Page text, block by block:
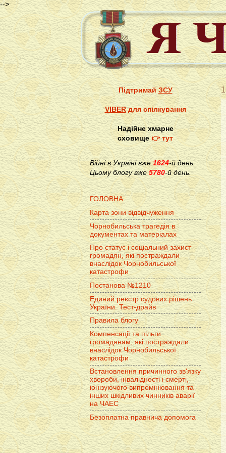
-->
ПідтримайЗСУ
VIBERдля спілкування
Надійне хмарне
сховище👉 тут
Війні в Україні вже1624-й день.
Цьому блогу вже 5780-й день.
ГОЛОВНА
Карта зони відвідчуження
Чорнобильська трагедія в
документах та матеріалах
Про статус і соціальний захист
громадян, які постраждали
внаслідок Чорнобильської
катастрофи
Постанова №1210
Единий реєстр судових рішень
України. Тест-драйв
Правила блогу
Компенсації та пільги
громадянам, які постраждали
внаслідок Чорнобильської
катастрофи
Встановлення причинного зв'язку
хвороби, інвалідності і смерті,
іонізуючого випромінювання та
інших шкідливих чинників аварії
на ЧАЕС
Безоплатна правнича допомога